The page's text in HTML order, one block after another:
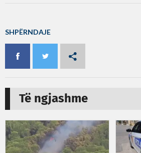
SHPËRNDAJE
Të ngjashme